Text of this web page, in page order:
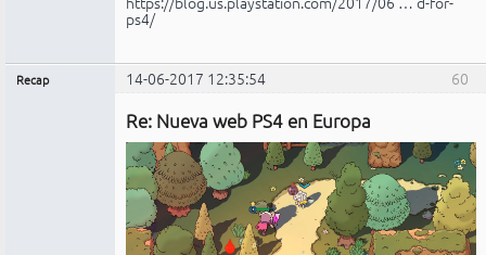
ps4/
60
Recap 14-06-2017 12:35:54
Re: Nueva web PS4 en Europa